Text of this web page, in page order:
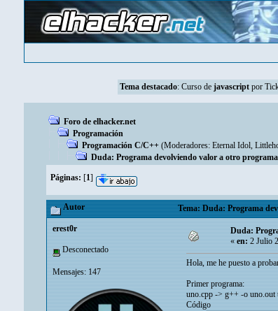
Tema destacado: Curso de javascript por
Foro de elhacker.net
Programación
Programación C/C++ (Moderadores: Eternal Idol,
Duda: Programa devolviendo valor a otro programa
Páginas: [1]
Autor Tema: Duda: Programa
erest0r
Desconectado
Mensajes: 147
Duda:
«en:2 Julio
Hola, me he puesto a
Primer programa:
uno.cpp -> g++ -o uno.out
Código